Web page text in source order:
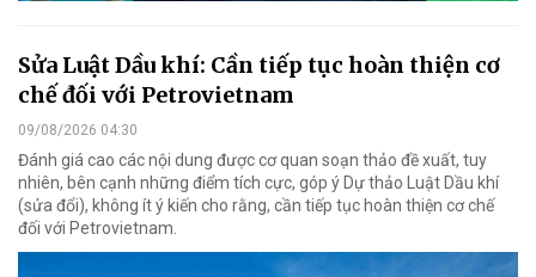
Sửa Luật Dầu khí: Cần tiếp tục hoàn thiện cơ
chế đối với Petrovietnam
09/08/2026 04:30
Đánh giá cao các nội dung được cơ quan soạn thảo đề xuất, tuy
nhiên, bên cạnh những điểm tích cực, góp ý Dự thảo Luật Dầu khí
(sửa đổi), không ít ý kiến cho rằng, cần tiếp tục hoàn thiện cơ chế
đối với Petrovietnam.